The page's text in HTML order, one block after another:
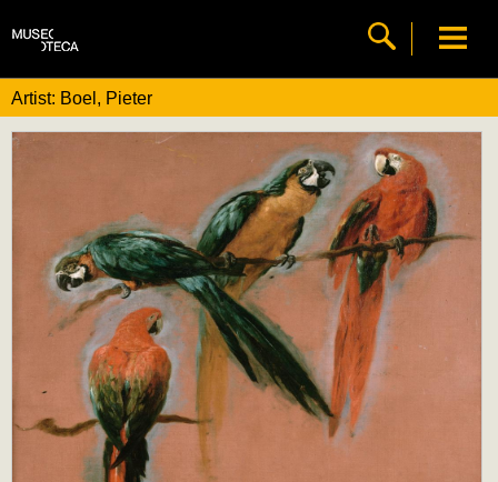
Artist: Boel, Pieter